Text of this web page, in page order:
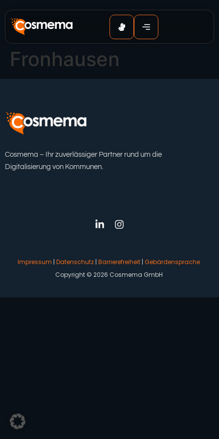
springen
Fronhausen
Cosmema – Ihr zuverlässiger Partner rund um die
Digitalisierung von Kommunen.
Impressum | Datenschutz | Barrierefreiheit | Gebärdensprache
Copyright © 2026 Cosmema GmbH